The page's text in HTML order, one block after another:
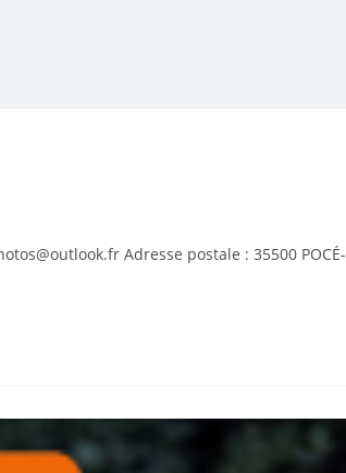
Adresse postale : 35500 POCÉ-